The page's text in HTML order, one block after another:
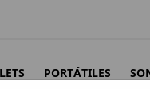
PORTÁTILES